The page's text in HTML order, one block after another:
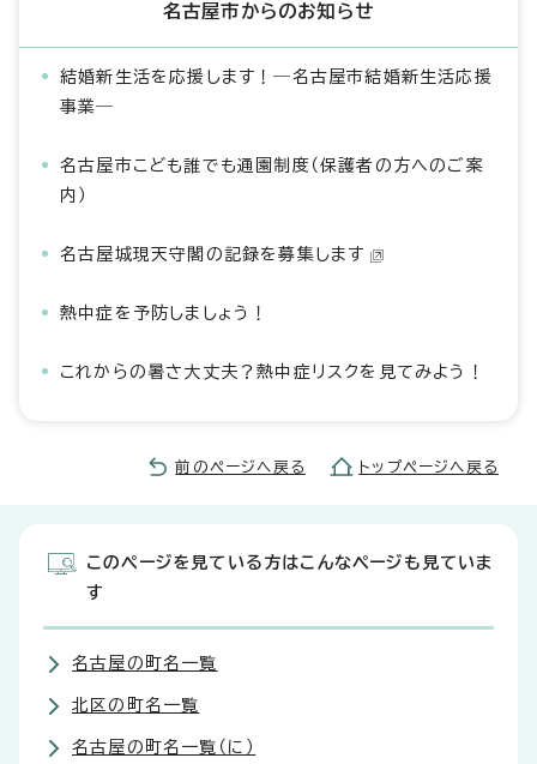
名古屋市からのお知らせ
結婚新生活を応援します！―名古屋市結婚新生活応援
事業―
名古屋市こども誰でも通園制度（保護者の方へのご案
内）
名古屋城現天守閣の記録を募集します
熱中症を予防しましょう！
これからの暑さ大丈夫？熱中症リスクを見てみよう！
前のページへ戻る トップページへ戻る
このページを見ている方はこんなページも見ていま
す
名古屋の町名一覧
北区の町名一覧
名古屋の町名一覧（に）